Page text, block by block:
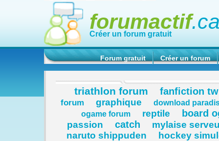
forumactif
Créer un forum gratuit
Forum gratuit Créer un forum
triathlon forum fanfiction
forum graphique
download
ogame forum
reptile board
passion catch
mylaise
naruto shippuden
hockey